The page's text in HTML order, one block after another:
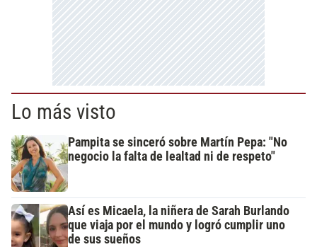
Lo más visto
Pampita se sinceró sobre Martín Pepa: "No
negocio la falta de lealtad ni de respeto"
Así es Micaela, la niñera de Sarah Burlando
que viaja por el mundo y logró cumplir uno
de sus sueños